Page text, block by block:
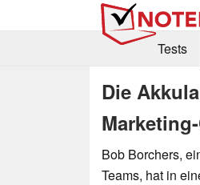
Tests
Die
Bob Borchers,
Teams, hat in